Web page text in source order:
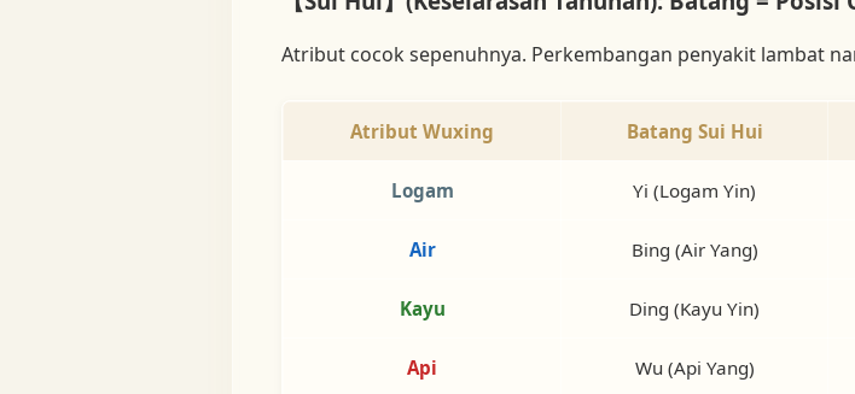
Atribut cocok sepenuhnya. Perkembangan penyakit lambat
Atribut Wuxing Batang Sui Hui
Logam Yi (Logam Yin)
Air Bing (Air Yang)
Kayu Ding (Kayu Yin)
Api Wu (Api Yang)